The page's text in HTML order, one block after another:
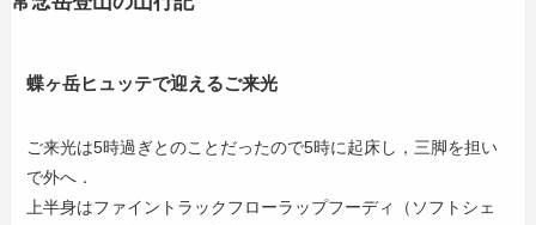
蝶ヶ岳ヒュッテで迎えるご来光
ご来光は5時過ぎとのことだったので5時に起床し，三脚を担い
で外へ．
上半身はファイントラックフローラップフーディ（ソフトシェ